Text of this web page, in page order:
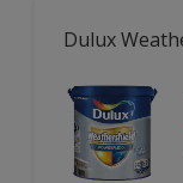
Dulux